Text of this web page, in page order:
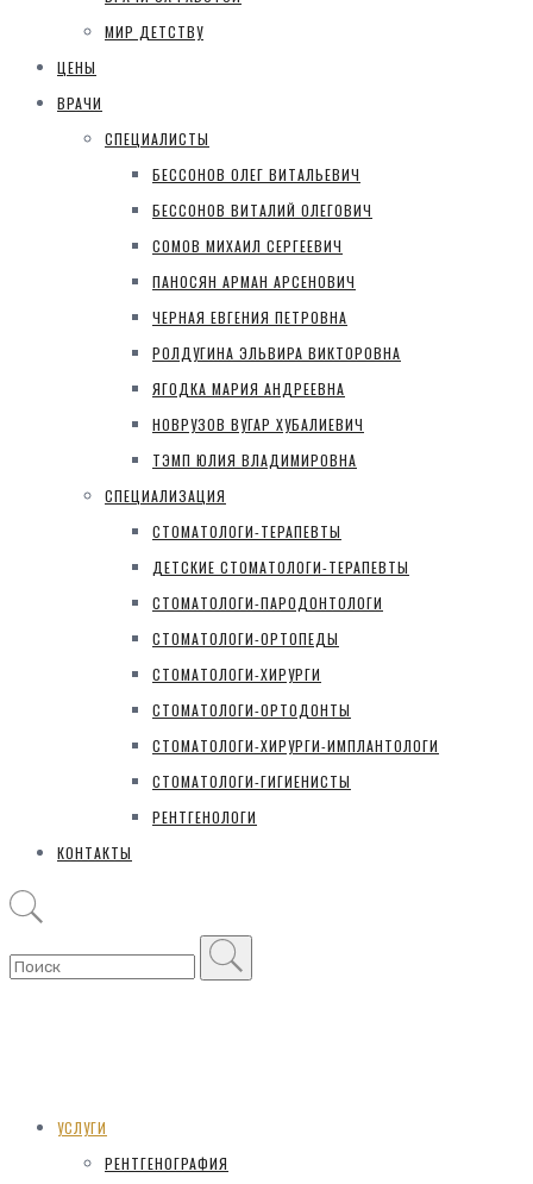
МИР ДЕТСТВУ
ЦЕНЫ
ВРАЧИ
СПЕЦИАЛИСТЫ
БЕССОНОВ ОЛЕГ ВИТАЛЬЕВИЧ
БЕССОНОВ ВИТАЛИЙ ОЛЕГОВИЧ
СОМОВ МИХАИЛ СЕРГЕЕВИЧ
ПАНОСЯН АРМАН АРСЕНОВИЧ
ЧЕРНАЯ ЕВГЕНИЯ ПЕТРОВНА
РОЛДУГИНА ЭЛЬВИРА ВИКТОРОВНА
ЯГОДКА МАРИЯ АНДРЕЕВНА
НОВРУЗОВ ВУГАР ХУБАЛИЕВИЧ
ТЭМП ЮЛИЯ ВЛАДИМИРОВНА
СПЕЦИАЛИЗАЦИЯ
СТОМАТОЛОГИ-ТЕРАПЕВТЫ
ДЕТСКИЕ СТОМАТОЛОГИ-ТЕРАПЕВТЫ
СТОМАТОЛОГИ-ПАРОДОНТОЛОГИ
СТОМАТОЛОГИ-ОРТОПЕДЫ
СТОМАТОЛОГИ-ХИРУРГИ
СТОМАТОЛОГИ-ОРТОДОНТЫ
СТОМАТОЛОГИ-ХИРУРГИ-ИМПЛАНТОЛОГИ
СТОМАТОЛОГИ-ГИГИЕНИСТЫ
РЕНТГЕНОЛОГИ
КОНТАКТЫ
УСЛУГИ
РЕНТГЕНОГРАФИЯ